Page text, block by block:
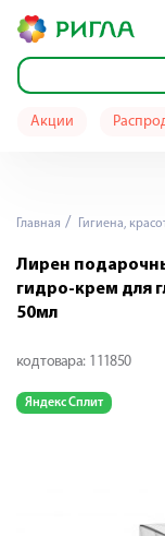
Акции
Главная Гигиена,
Лирен
гидро-крем для
50мл
код товара: 111850
Яндекс Сплит